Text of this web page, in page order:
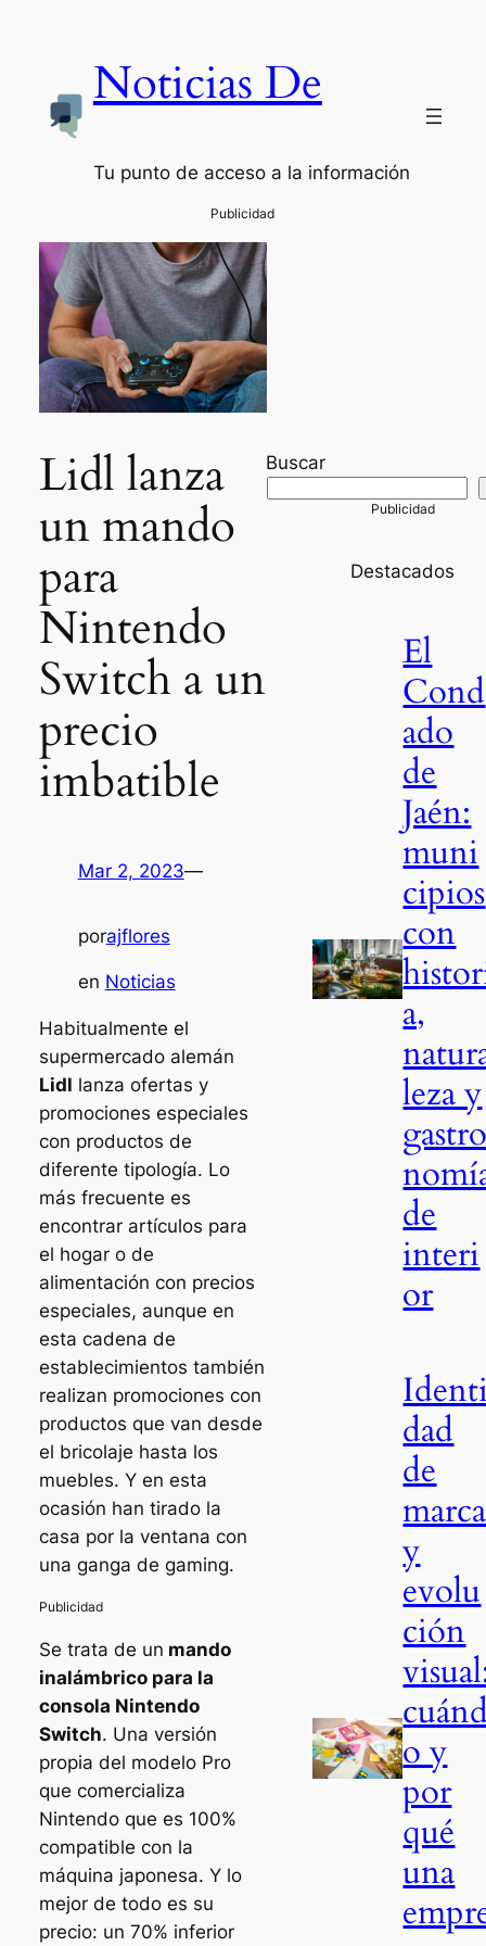
Noticias De
Tu punto de acceso a la información
Lidl lanza
un mando
para
Nintendo
Switch a un
precio
imbatible
Mar 2, 2023—
porajflores
en Noticias
Habitualmente el
supermercado alemán
Lidl lanza ofertas y
promociones especiales
con productos de
diferente tipología. Lo
más frecuente es
encontrar artículos para
el hogar o de
alimentación con precios
especiales, aunque en
esta cadena de
establecimientos también
realizan promociones con
productos que van desde
el bricolaje hasta los
muebles. Y en esta
ocasión han tirado la
casa por la ventana con
una ganga de gaming.
Se trata de un mando
inalámbrico para la
consola Nintendo
Switch. Una versión
propia del modelo Pro
que comercializa
Nintendo que es 100%
compatible con la
máquina japonesa. Y lo
mejor de todo es su
precio: un 70% inferior
Buscar
Destacados
El
Cond
ado
de
Jaén:
muni
cipios
con
a,
leza y
de
interi
or
dad
de
marca
y
evolu
ción
o y
por
qué
una